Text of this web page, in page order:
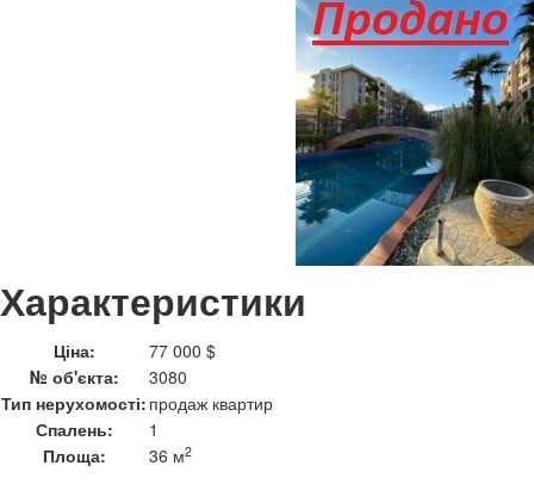
Характеристики
Ціна:
77 000 $
№ об'єкта:
3080
Тип нерухомості: продаж квартир
Спалень:
1
Площа:
36 м2